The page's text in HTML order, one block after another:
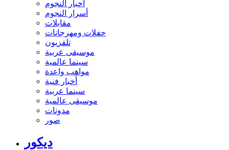
أخبار النجوم
أسرار النجوم
مقابلات
حفلات ومهرجانات
تلفزيون
موسيقى عربية
سينما عالمية
مواهب واعدة
أخبار فنية
سينما عربية
موسيقى عالمية
مدونات
صور
ديكور